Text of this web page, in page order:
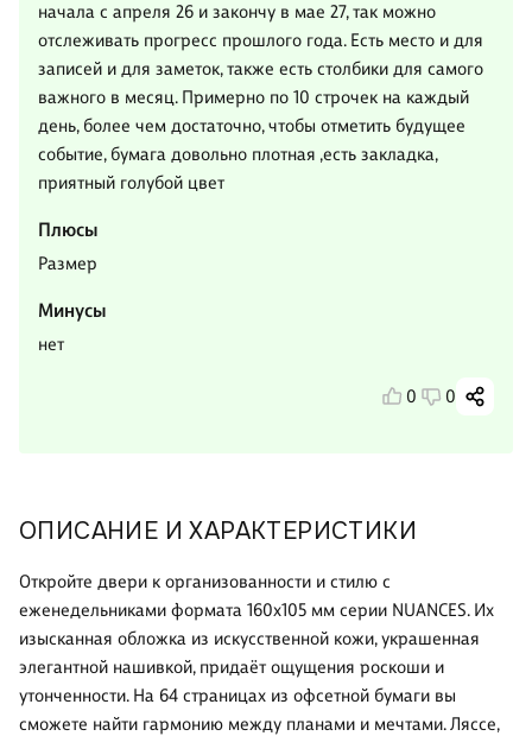
ОПИСАНИЕ И ХАРАКТЕРИСТИКИ
Откройте двери к организованности и стилю с
еженедельниками формата 160х105 мм серии NUANCES. Их
изысканная обложка из искусственной кожи, украшенная
элегантной нашивкой, придаёт ощущения роскоши и
утонченности. На 64 страницах из офсетной бумаги вы
сможете найти гармонию между планами и мечтами. Ляссе,
начала с апреля 26 и закончу в мае 27, так можно
отслеживать прогресс прошлого года. Есть место и для
записей и для заметок, также есть столбики для самого
важного в месяц. Примерно по 10 строчек на каждый
день, более чем достаточно, чтобы отметить будущее
событие, бумага довольно плотная ,есть закладка,
приятный голубой цвет
Плюсы
Размер
Минусы
нет
0 0